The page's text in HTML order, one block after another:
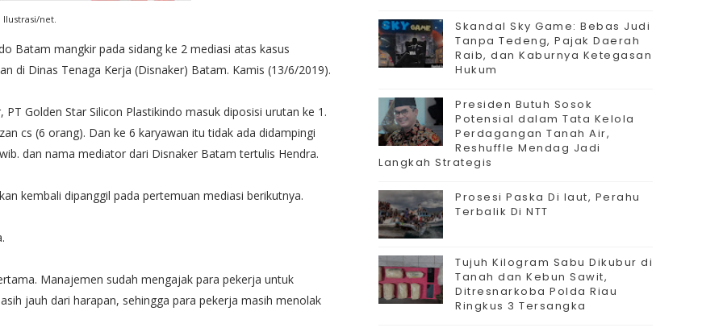
Ilustrasi/net.
Batam mangkir pada sidang ke 2 mediasi atas kasus
di Dinas Tenaga Kerja (Disnaker) Batam. Kamis (13/6/2019).
Golden Star Silicon Plastikindo masuk diposisi urutan ke 1.
cs (6 orang). Dan ke 6 karyawan itu tidak ada didampingi
dan nama mediator dari Disnaker Batam tertulis Hendra.
kembali dipanggil pada pertemuan mediasi berikutnya.
Manajemen sudah mengajak para pekerja untuk
jauh dari harapan, sehingga para pekerja masih menolak
Skandal Sky Game: Bebas Judi
Tanpa Tedeng, Pajak Daerah
Raib, dan Kaburnya Ketegasan
Hukum
Presiden Butuh Sosok
Potensial dalam Tata Kelola
Perdagangan Tanah Air,
Reshuffle Mendag Jadi
Langkah Strategis
Prosesi Paska Di laut, Perahu
Terbalik Di NTT
Tujuh Kilogram Sabu Dikubur di
Tanah dan Kebun Sawit,
Ditresnarkoba Polda Riau
Ringkus 3 Tersangka